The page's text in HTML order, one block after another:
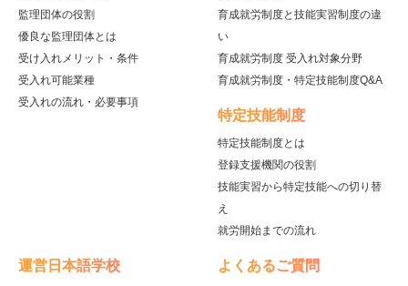
監理団体の役割
優良な監理団体とは
受け入れメリット・条件
受入れ可能業種
受入れの流れ・必要事項
育成就労制度と技能実習制度の違
い
育成就労制度 受入れ対象分野
育成就労制度・特定技能制度Q&A
特定技能制度
特定技能制度とは
登録支援機関の役割
技能実習から特定技能への切り替
え
就労開始までの流れ
運営日本語学校 よくあるご質問